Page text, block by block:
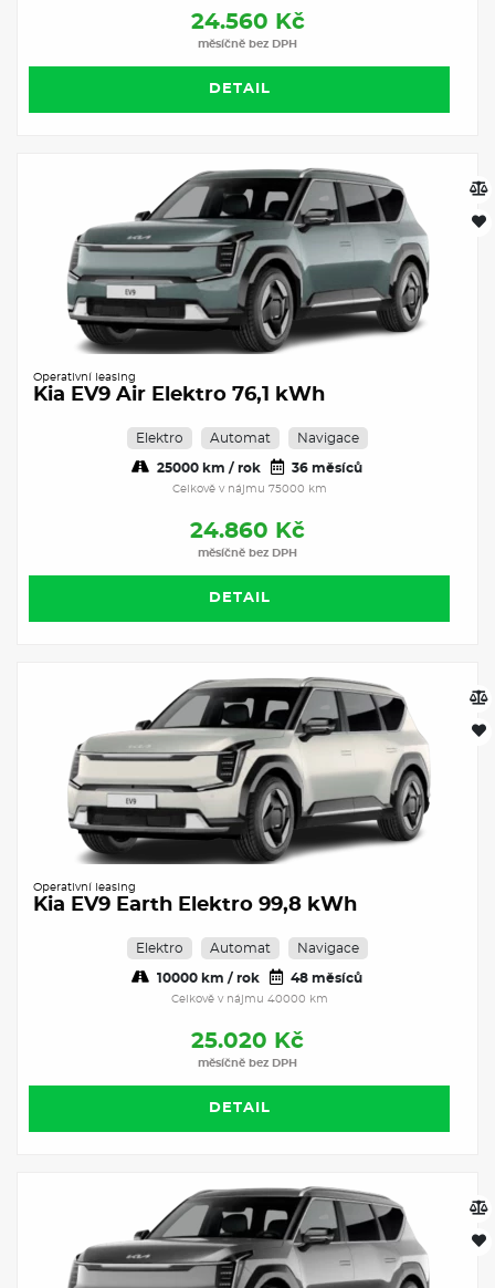
24.560 Kč
měsíčně bez DPH
DETAIL
Operativní leasing
Kia EV9 Air Elektro 76,1 kWh
Elektro Automat Navigace
25000 km / rok 36 měsíců
Celkově v nájmu 75000 km
24.860 Kč
měsíčně bez DPH
DETAIL
Operativní leasing
Kia EV9 Earth Elektro 99,8 kWh
Elektro Automat Navigace
10000 km / rok 48 měsíců
Celkově v nájmu 40000 km
25.020 Kč
měsíčně bez DPH
DETAIL